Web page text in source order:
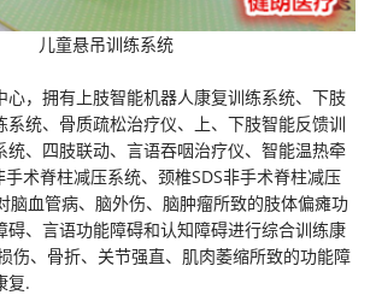
儿童悬吊训练系统
，拥有上肢智能机器人康复训练系统、下肢
系统、骨质疏松治疗仪、上、下肢智能反馈训
统、四肢联动、言语吞咽治疗仪、智能温热牵
手术脊柱减压系统、颈椎SDS非手术脊柱减压
脑血管病、脑外伤、脑肿瘤所致的肢体偏瘫功
碍、言语功能障碍和认知障碍进行综合训练康
伤、骨折、关节强直、肌肉萎缩所致的功能障
复.